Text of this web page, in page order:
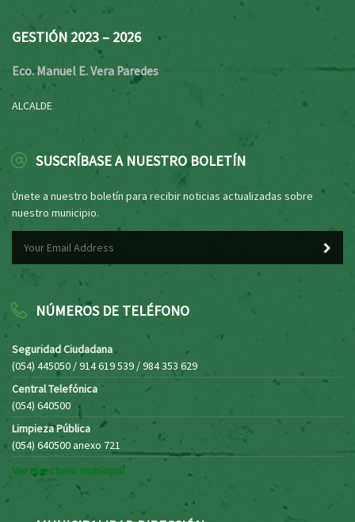
GESTIÓN 2023 – 2026
Eco. Manuel E. Vera Paredes
ALCALDE
SUSCRÍBASE A NUESTRO BOLETÍN
Únete a nuestro boletín para recibir noticias actualizadas sobre
nuestro municipio.
NÚMEROS DE TELÉFONO
Seguridad Ciudadana
(054) 445050 / 914 619 539 / 984 353 629
Central Telefónica
(054) 640500
Limpieza Pública
(054) 640500 anexo 721
Ver directorio municipal